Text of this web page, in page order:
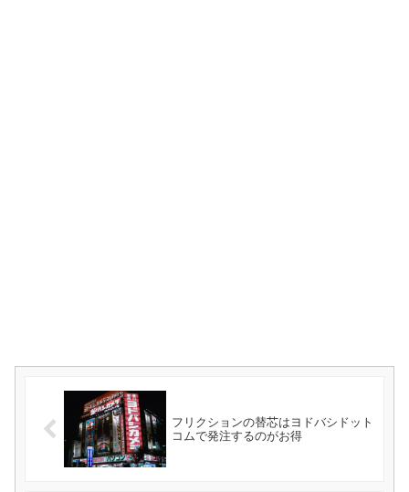
フリクションの替芯はヨドバシドット
コムで発注するのがお得